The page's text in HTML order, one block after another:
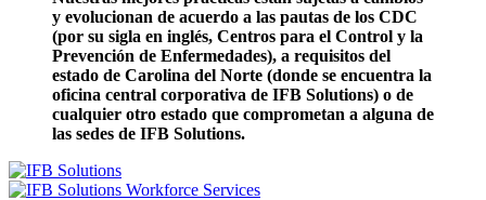
y evolucionan de acuerdo a las pautas de los CDC
(por su sigla en inglés, Centros para el Control y la
Prevención de Enfermedades), a requisitos del
estado de Carolina del Norte (donde se encuentra la
oficina central corporativa de IFB Solutions) o de
cualquier otro estado que comprometan a alguna de
las sedes de IFB Solutions.